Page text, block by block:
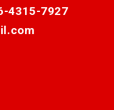
4315-7927